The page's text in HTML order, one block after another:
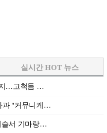
지…고척돔 …
과 "커뮤니케…
슬서 기마랑…
실시간 HOT 뉴스